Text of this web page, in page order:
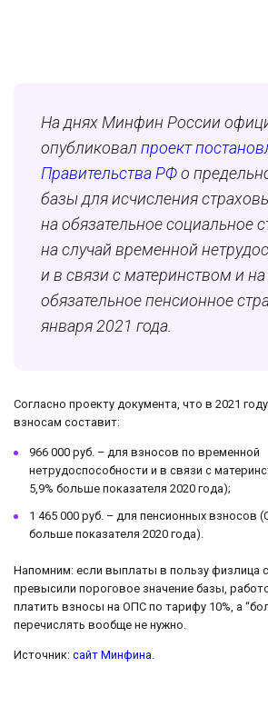
На днях Минфин России
опубликовал проект
Правительства РФо
базы для исчисления
на обязательное социальное
на случай временной
и в связи с материнством и на
обязательное пенсионное
января 2021 года.
Согласно проекту документа, что в 2021
взносам составит:
966 000 руб. – для взносов по временной
нетрудоспособности и в связи с
5,9% больше показателя 2020 года);
1 465 000 руб. – для пенсионных взносов
больше показателя 2020 года).
Напомним: если выплаты в пользу физлица
превысили пороговое значение базы,
платить взносы на ОПС по тарифу 10%, а
перечислять вообще не нужно.
Источник: сайт Минфина.